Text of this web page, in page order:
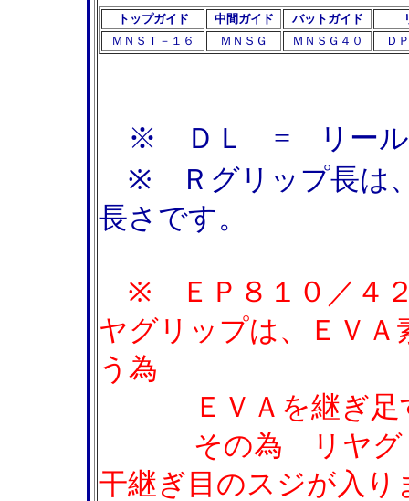
トップガイド 中間ガイド バットガイド
ＭＮＳＴ－１６
ＭＮＳＧ ＭＮＳＧ４０ Ｄ
※ ＤＬ = リール
※ Ｒグリップ長は、
長さです。
※ ＥＰ８１０／４
ヤグリップは、ＥＶ
う為
ＥＶＡを継ぎ足す
その為 リヤグリ
干継ぎ目のスジが入